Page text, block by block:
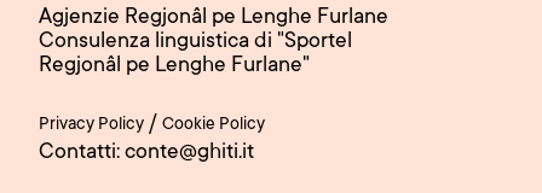
Agjenzie Regjonâl pe Lenghe Furlane
Consulenza linguistica di "Sportel
Regjonâl pe Lenghe Furlane"
Privacy Policy / Cookie Policy
Contatti: conte@ghiti.it